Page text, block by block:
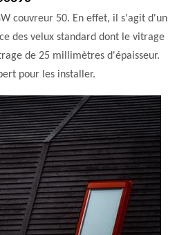
couvreur 50. En effet, il s'agit d'un
des velux standard dont le vitrage
de 25 millimètres d'épaisseur.
pour les installer.